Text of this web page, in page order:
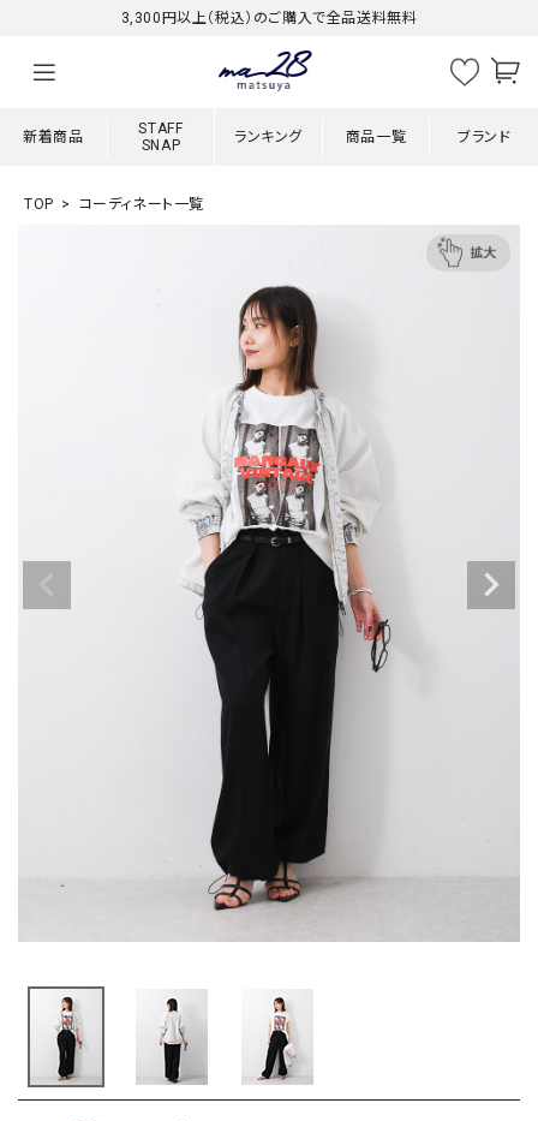
3,300円以上（税込）のご購入で全品送料無料
新着商品
STAFF
SNAP
ランキング 商品一覧 ブランド
TOP コーディネート一覧